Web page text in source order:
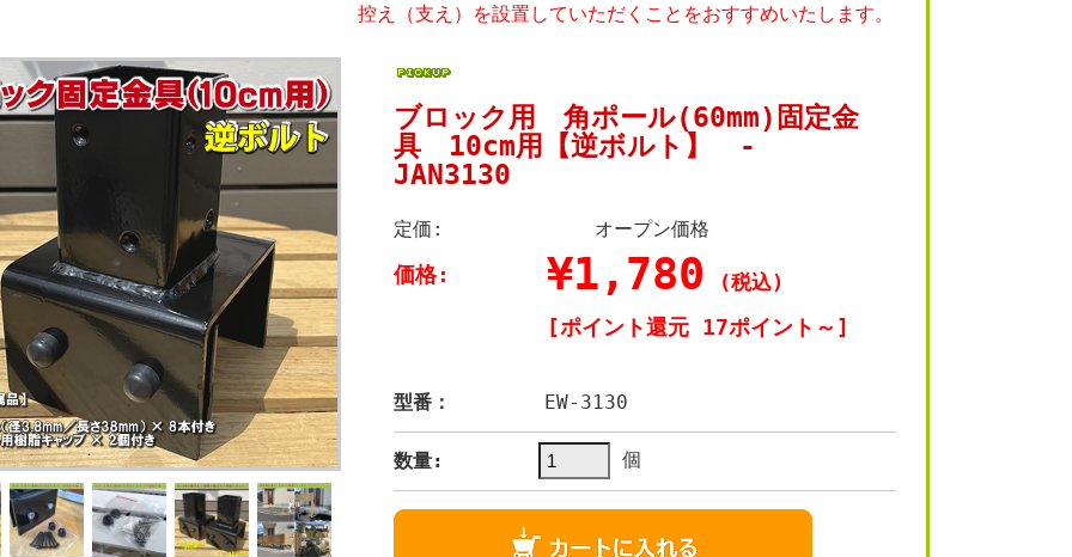
控え（支え）を設置していただくことをおすすめいたします。
ブロック用 角ポール(60mm)固定金
具 10cm用【逆ボルト】 -
JAN3130
定価: オープン価格
価格: ¥1,780 (税込)
[ポイント還元 17ポイント～]
型番： EW-3130
数量: 個